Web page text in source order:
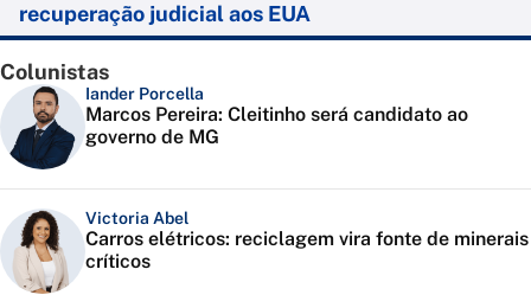
recuperação judicial aos EUA
Colunistas
Iander Porcella
Marcos Pereira: Cleitinho será candidato ao
governo de MG
Victoria Abel
Carros elétricos: reciclagem vira fonte de minerais
críticos